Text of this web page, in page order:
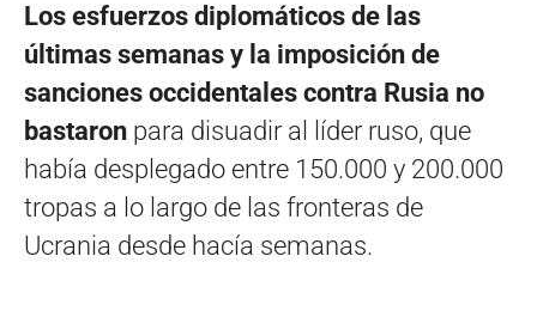
Los esfuerzos diplomáticos de las
últimas semanas y la imposición de
sanciones occidentales contra Rusia no
bastaron para disuadir al líder ruso, que
había desplegado entre 150.000 y 200.000
tropas a lo largo de las fronteras de
Ucrania desde hacía semanas.